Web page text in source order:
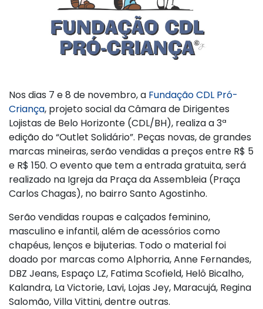
Nos dias 7 e 8 de novembro, a Fundação CDL Pró-
Criança, projeto social da Câmara de Dirigentes
Lojistas de Belo Horizonte (CDL/BH), realiza a 3ª
edição do “Outlet Solidário”. Peças novas, de grandes
marcas mineiras, serão vendidas a preços entre R$ 5
e R$ 150. O evento que tem a entrada gratuita, será
realizado na Igreja da Praça da Assembleia (Praça
Carlos Chagas), no bairro Santo Agostinho.
Serão vendidas roupas e calçados feminino,
masculino e infantil, além de acessórios como
chapéus, lenços e bijuterias. Todo o material foi
doado por marcas como Alphorria, Anne Fernandes,
DBZ Jeans, Espaço LZ, Fatima Scofield, Helô Bicalho,
Kalandra, La Victorie, Lavi, Lojas Jey, Maracujá, Regina
Salomão, Villa Vittini, dentre outras.